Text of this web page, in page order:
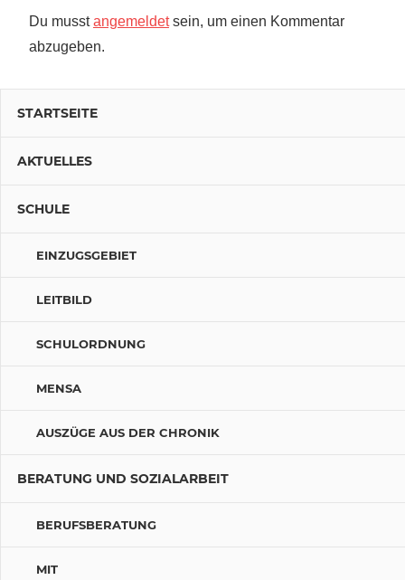
Du musstangemeldetsein, um einen Kommentar
abzugeben.
STARTSEITE
AKTUELLES
SCHULE
EINZUGSGEBIET
LEITBILD
SCHULORDNUNG
MENSA
AUSZÜGE AUS DER CHRONIK
BERATUNG UND SOZIALARBEIT
BERUFSBERATUNG
MIT